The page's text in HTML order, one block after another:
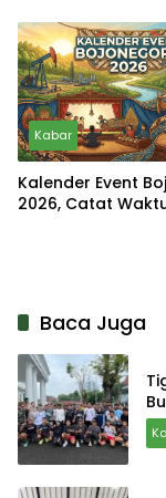
Kabar
Kalender Event
2026, Catat
Baca Juga